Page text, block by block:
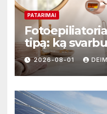
PATARIMAI
tipą: ką
perkant?
2026-08-01